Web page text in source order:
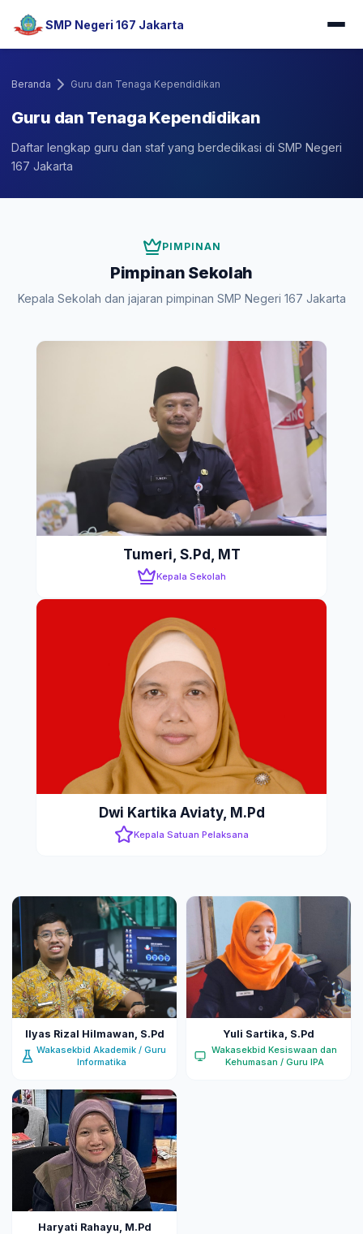
SMP Negeri 167 Jakarta
Beranda Guru dan Tenaga Kependidikan
Guru dan Tenaga Kependidikan
Daftar lengkap guru dan staf yang berdedikasi di SMP Negeri
167 Jakarta
PIMPINAN
Pimpinan Sekolah
Kepala Sekolah dan jajaran pimpinan SMP Negeri 167 Jakarta
Tumeri, S.Pd, MT
Kepala Sekolah
Dwi Kartika Aviaty, M.Pd
Kepala Satuan Pelaksana
Ilyas Rizal Hilmawan, S.Pd
Wakasekbid Akademik / Guru
Informatika
Yuli Sartika, S.Pd
Wakasekbid Kesiswaan dan
Kehumasan / Guru IPA
Haryati Rahayu, M.Pd